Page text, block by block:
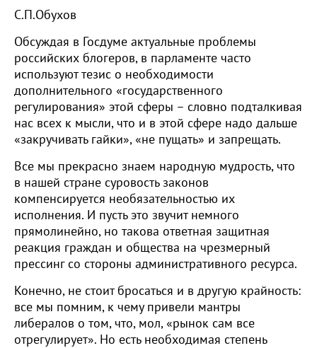
С.П.Обухов
Обсуждая в Госдуме актуальные проблемы
российских блогеров, в парламенте часто
используют тезис о необходимости
дополнительного «государственного
регулирования» этой сферы – словно подталкивая
нас всех к мысли, что и в этой сфере надо дальше
«закручивать гайки», «не пущать» и запрещать.
Все мы прекрасно знаем народную мудрость, что
в нашей стране суровость законов
компенсируется необязательностью их
исполнения. И пусть это звучит немного
прямолинейно, но такова ответная защитная
реакция граждан и общества на чрезмерный
прессинг со стороны административного ресурса.
Конечно, не стоит бросаться и в другую крайность:
все мы помним, к чему привели мантры
либералов о том, что, мол, «рынок сам все
отрегулирует». Но есть необходимая степень